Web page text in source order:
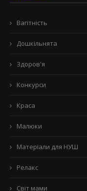
Вагітність
Дошкільнята
Здоров'я
Конкурси
Краса
Малюки
Матеріали для НУШ
Релакс
Світ мами